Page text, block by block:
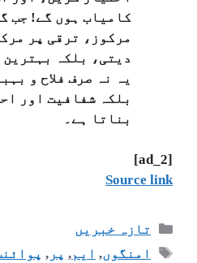
کامیاب ہوں گے! جب
مرکوز، ترقی پر
دیتی، بلکہ
یہ نہ صرف فلاح و
بلکہ شفافیت اور
بناتا ہے۔
[ad_2]
Source link
تازہ خبریں
امنگوں, ایم, پر,